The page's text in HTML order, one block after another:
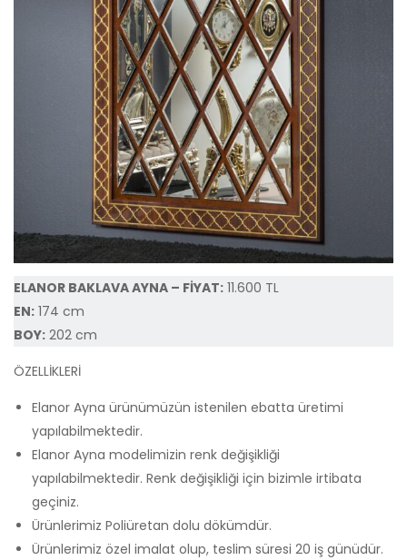
ELANOR BAKLAVA AYNA – FİYAT: 11.600 TL
EN: 174 cm
BOY: 202 cm
ÖZELLİKLERİ
Elanor Ayna ürünümüzün istenilen ebatta üretimi
yapılabilmektedir.
Elanor Ayna modelimizin renk değişikliği
yapılabilmektedir. Renk değişikliği için bizimle irtibata
geçiniz.
Ürünlerimiz Poliüretan dolu dökümdür.
Ürünlerimiz özel imalat olup, teslim süresi 20 iş günüdür.